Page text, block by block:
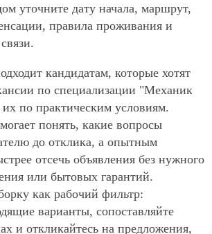
уточните дату начала, маршрут,
правила проживания и
кандидатам, которые хотят
по специализации "Механик
по практическим условиям.
понять, какие вопросы
до отклика, а опытным
отсечь объявления без нужного
или бытовых гарантий.
как рабочий фильтр:
варианты, сопоставляйте
и откликайтесь на предложения,